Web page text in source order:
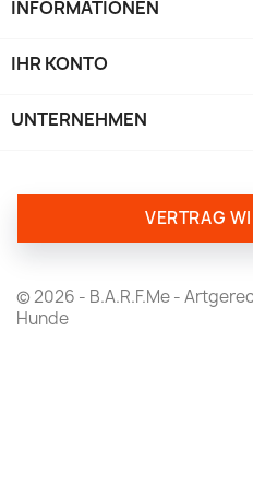
INFORMATIONEN
IHR KONTO
UNTERNEHMEN
VERTRAG
© 2026 - B.A.R.F.Me -
Hunde